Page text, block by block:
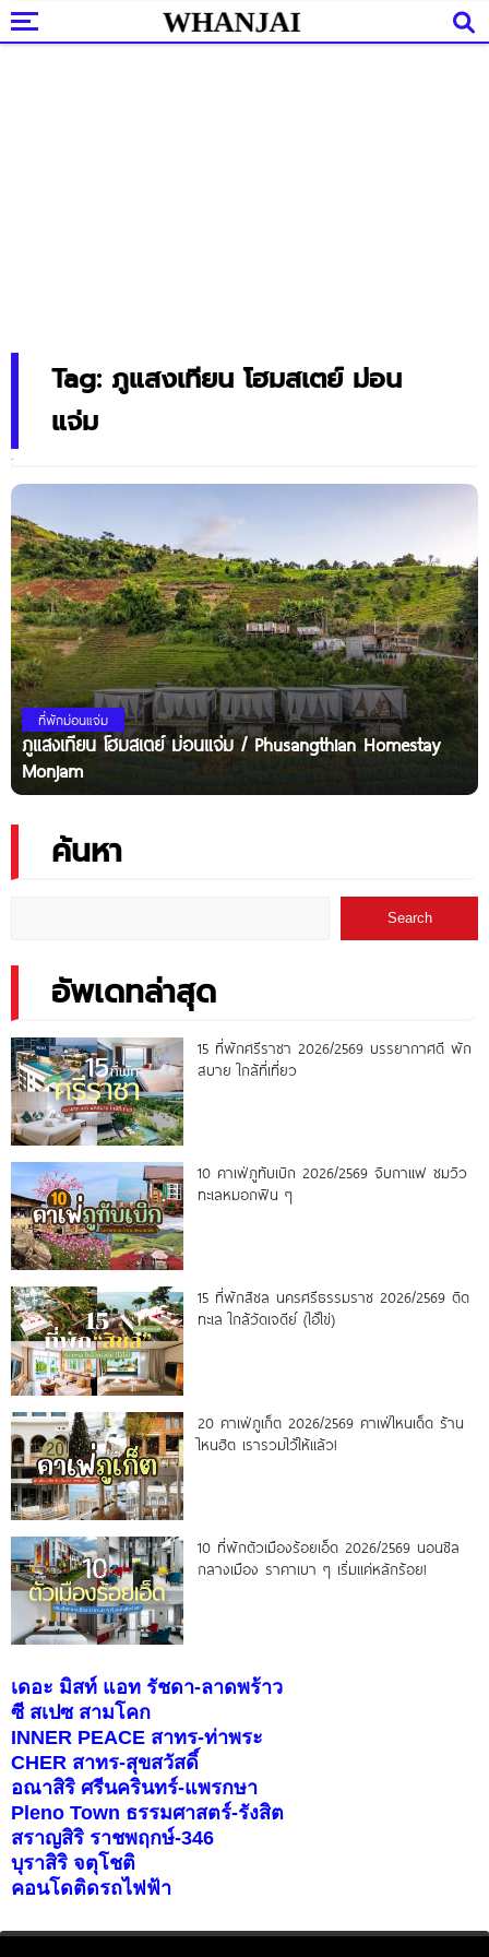
Tag: ภูแสงเทียน โฮมสเตย์ ม่อน
แจ่ม
ที่พักม่อนแจ่ม
ภูแสงเทียน โฮมสเตย์ ม่อนแจ่ม / Phusangthian Homestay
Monjam
ค้นหา
Search
อัพเดทล่าสุด
15 ที่พักศรีราชา 2026/2569 บรรยากาศดี พัก
สบาย ใกล้ที่เที่ยว
10 คาเฟ่ภูทับเบิก 2026/2569 จิบกาแฟ ชมวิว
ทะเลหมอกฟิน ๆ
15 ที่พักสิชล นครศรีธรรมราช 2026/2569 ติด
ทะเล ใกล้วัดเจดีย์ (ไอ้ไข่)
20 คาเฟ่ภูเก็ต 2026/2569 คาเฟ่ไหนเด็ด ร้าน
ไหนฮิต เรารวมไว้ให้แล้ว!
10 ที่พักตัวเมืองร้อยเอ็ด 2026/2569 นอนชิล
กลางเมือง ราคาเบา ๆ เริ่มแค่หลักร้อย!
เดอะ มิสท์ แอท รัชดา-ลาดพร้าว
ซี สเปซ สามโคก
INNER PEACE สาทร-ท่าพระ
CHER สาทร-สุขสวัสดิ์
อณาสิริ ศรีนครินทร์-แพรกษา
Pleno Town ธรรมศาสตร์-รังสิต
สราญสิริ ราชพฤกษ์-346
บุราสิริ จตุโชติ
คอนโดติดรถไฟฟ้า